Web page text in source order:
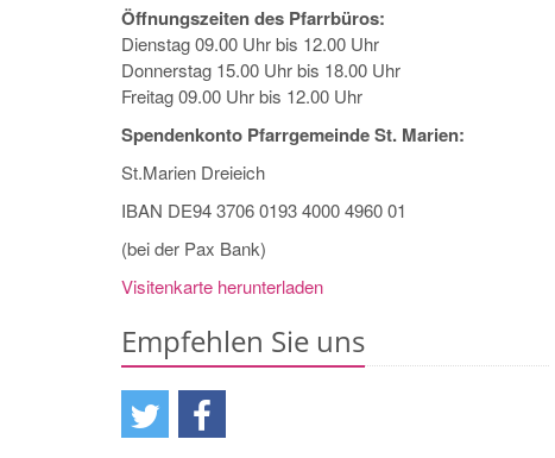
Öffnungszeiten des Pfarrbüros:
Dienstag 09.00 Uhr bis 12.00 Uhr
Donnerstag 15.00 Uhr bis 18.00 Uhr
Freitag 09.00 Uhr bis 12.00 Uhr
Spendenkonto Pfarrgemeinde St. Marien:
St.Marien Dreieich
IBAN DE94 3706 0193 4000 4960 01
(bei der Pax Bank)
Visitenkarte herunterladen
Empfehlen Sie uns